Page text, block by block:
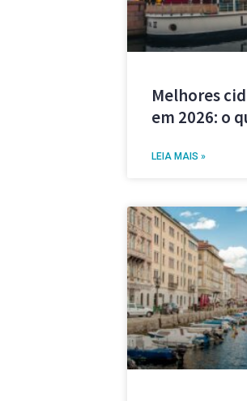
Melhores
em 2026: o
LEIA MAIS »